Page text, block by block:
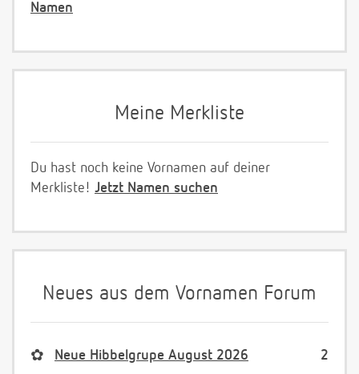
Namen
Meine Merkliste
Du hast noch keine Vornamen auf deiner
Merkliste! Jetzt Namen suchen
Neues aus dem Vornamen Forum
2
✿ Neue Hibbelgrupe August 2026